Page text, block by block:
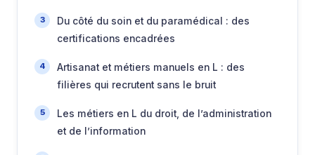
Du côté du soin et du paramédical : des
certifications encadrées
Artisanat et métiers manuels en L : des
filières qui recrutent sans le bruit
Les métiers en L du droit, de l’administration
et de l’information